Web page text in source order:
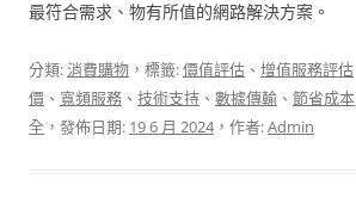
最符合需求、物有所值的網路解決方案。
分類:消費購物 ，標籤:價值評估 、 增值服務評估
價 、 寬頻服務 、 技術支持 、 數據傳輸 、 節省成本
全 ，發佈日期: 19 6 月 2024，作者:Admin